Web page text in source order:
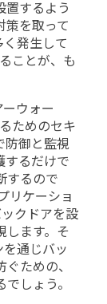
置するよう
策を取って
発生して
ことが、も
ウォー
ためのセキ
防御と監視
するだけで
するので
リケーショ
クドアを設
します。そ
通じバッ
ための、
しょう。